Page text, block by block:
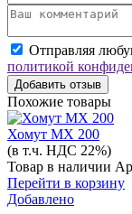
Отправляя
политикой
Добавить отзыв
Похожие товары
Хомут МХ 200
(в т.ч. НДС 22%)
Товар в наличии
Перейти в корзину
Добавлено